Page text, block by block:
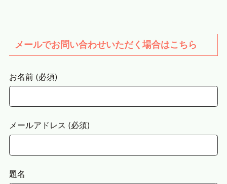
メールでお問い合わせいただく場合はこちら
お名前 (必須)
メールアドレス (必須)
題名